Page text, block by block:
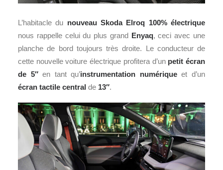
L’habitacle du nouveau Skoda Elroq 100% électrique
nous rappelle celui du plus grand Enyaq, ceci avec une
planche de bord toujours très droite. Le conducteur de
cette nouvelle voiture électrique profitera d’un petit écran
de 5″en tant qu’instrumentation numériqueet d’un
écran tactile central de 13″.